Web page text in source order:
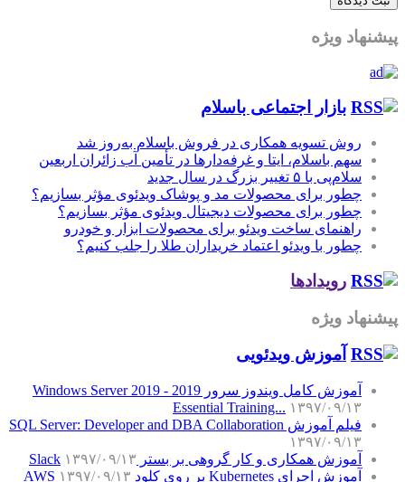
پیشنهاد ویژه
بازار اجتماعی باسلام
روش تسویه همکاری در فروش باسلام به‌روز شد
سهم باسلام، ایتا و غرفه‌دارها در تأمین آب زائران اربعین
سلام‌پی با ۵ تغییر بزرگ در سال جدید
چطور برای محصولات مد و پوشاک ویدئوی مؤثر بسازیم؟
چطور برای محصولات دیجیتال ویدئوی مؤثر بسازیم؟
راهنمای ساخت ویدئو برای محصولات ابزار و خودرو
چطور با ویدئو اعتماد خریداران طلا را جلب کنیم؟
رویدادها
پیشنهاد ویژه
آموزش‌ ویدئویی
آموزش کامل ویندوز سرور 2019 - Windows Server 2019
Essential Training... ۱۳۹۷/۰۹/۱۳
فیلم آموزش SQL Server: Developer and DBA Collaboration
۱۳۹۷/۰۹/۱۳
آموزش همکاری و کار گروهی بر بستر Slack ۱۳۹۷/۰۹/۱۳
آموزش اجرای Kubernetes بر روی کلود AWS
۱۳۹۷/۰۹/۱۳